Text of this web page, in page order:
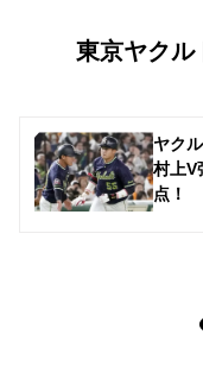
東京ヤクル
ヤク
村上V
点！